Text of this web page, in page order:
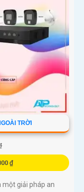
TRỜI
₫
một giải pháp an